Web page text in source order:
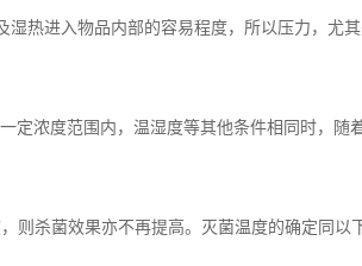
热进入物品内部的容易程度，所以压力，尤其
定浓度范围内，温湿度等其他条件相同时，随
则杀菌效果亦不再提高。灭菌温度的确定同以